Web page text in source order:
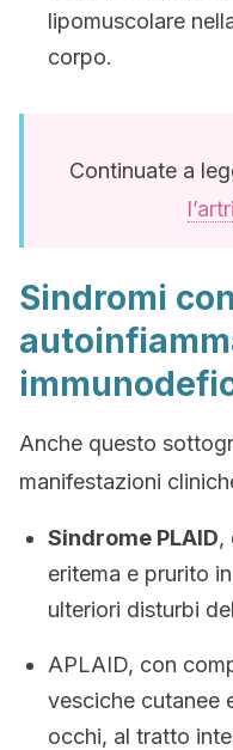
lipomuscolare
corpo.
Continuate a
Sindromi con
Anche questo
manifestazioni
Sindrome PLAID,
eritema e prurito
ulteriori disturbi
APLAID, con
vesciche cutanee
occhi, al tratto